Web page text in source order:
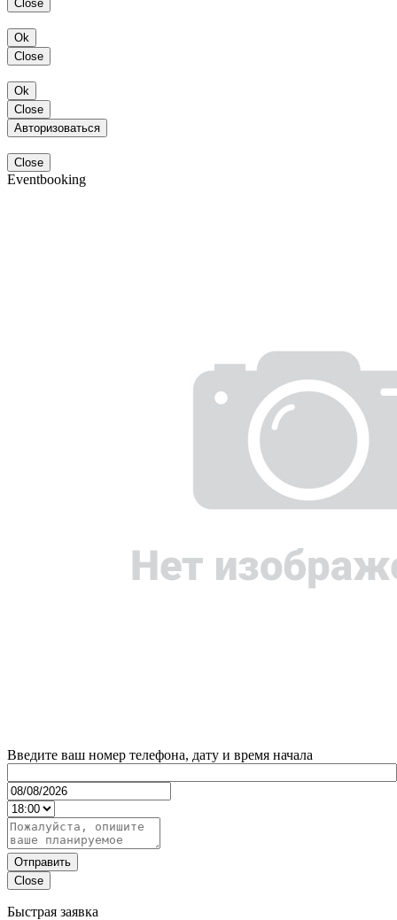
Close
Ok
Close
Ok
Close
Авторизоваться
Close
Eventbooking
Введите ваш номер телефона, дату и время начала
Отправить
Close
Быстрая заявка